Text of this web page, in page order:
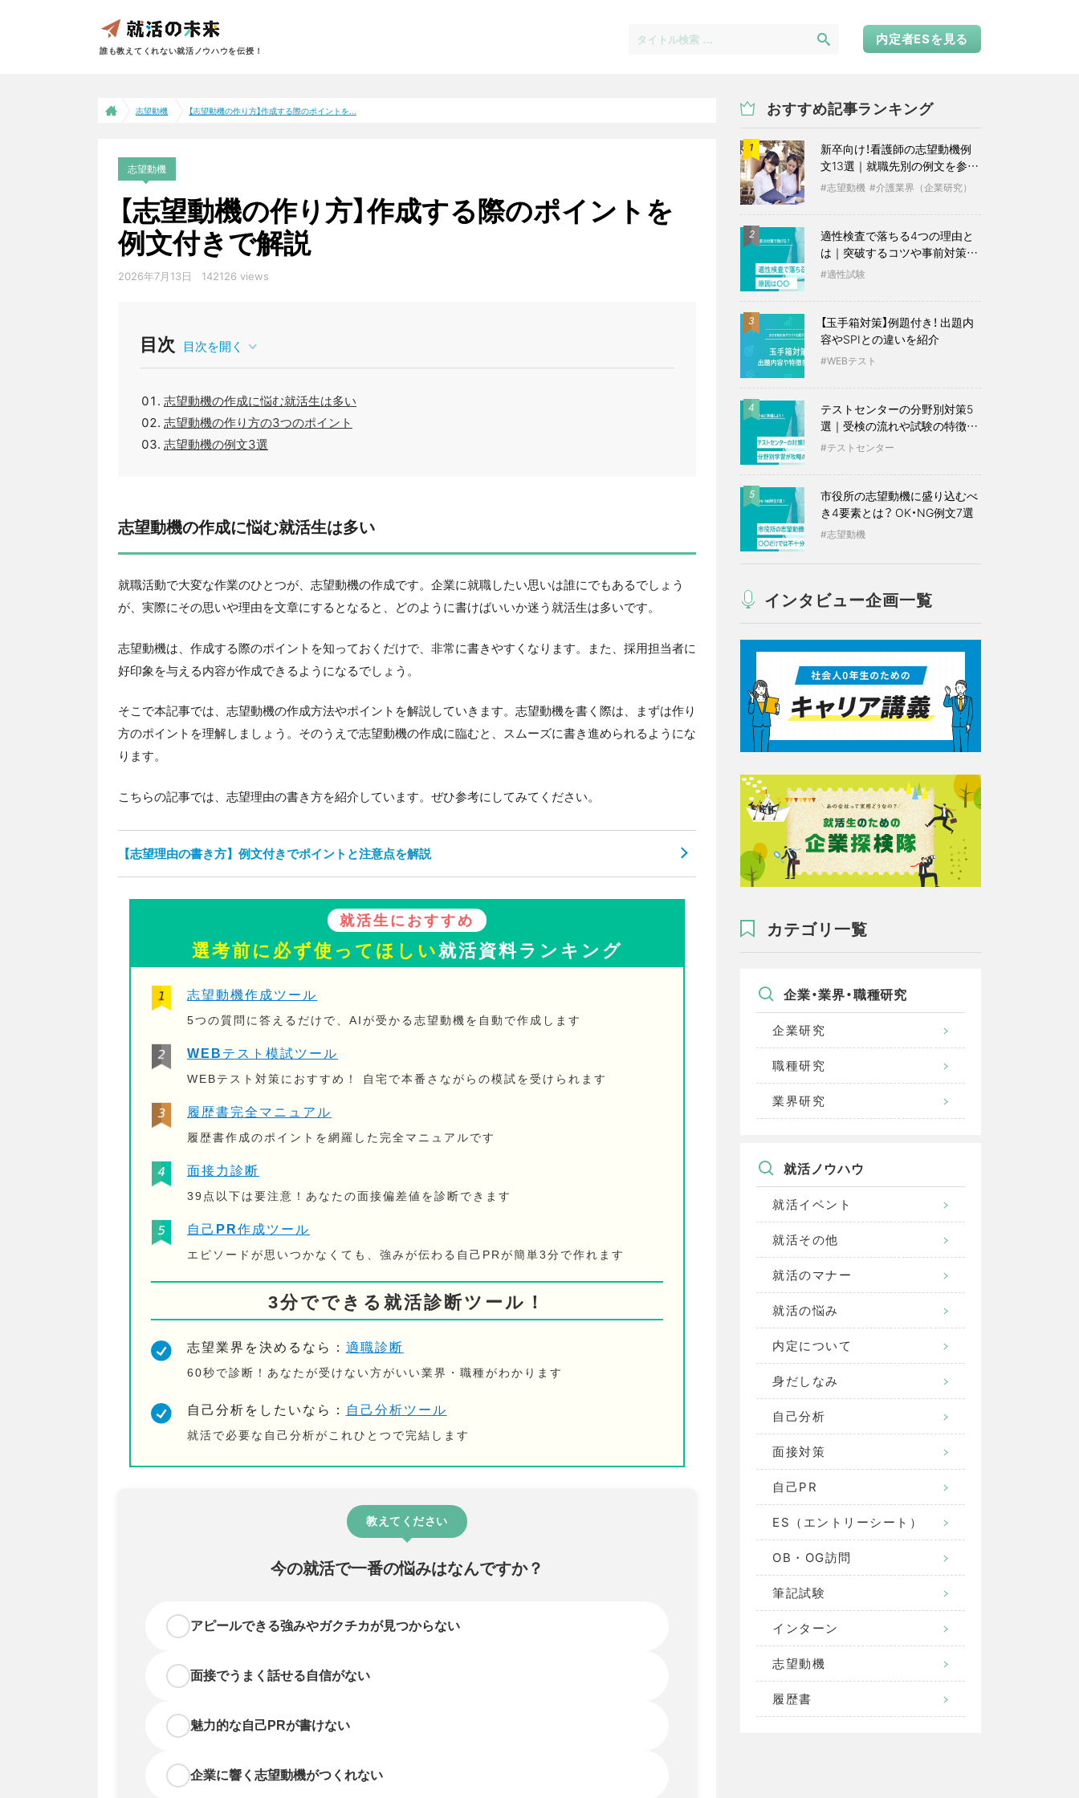
誰も教えてくれない就活ノウハウを伝授！
内定者ESを見る
志望動機 【志望動機の作り方】作成する際のポイントを...
志望動機
【志望動機の作り方】作成する際のポイントを
例文付きで解説
2026年7月13日 142126 views
目次 目次を開く
志望動機の作成に悩む就活生は多い
志望動機の作り方の3つのポイント
志望動機の例文3選
志望動機の作成に悩む就活生は多い
就職活動で大変な作業のひとつが、志望動機の作成です。企業に就職したい思いは誰にでもあるでしょう
が、実際にその思いや理由を文章にするとなると、どのように書けばいいか迷う就活生は多いです。
志望動機は、作成する際のポイントを知っておくだけで、非常に書きやすくなります。また、採用担当者に
好印象を与える内容が作成できるようになるでしょう。
そこで本記事では、志望動機の作成方法やポイントを解説していきます。志望動機を書く際は、まずは作り
方のポイントを理解しましょう。そのうえで志望動機の作成に臨むと、スムーズに書き進められるようにな
ります。
こちらの記事では、志望理由の書き方を紹介しています。ぜひ参考にしてみてください。
【志望理由の書き方】例文付きでポイントと注意点を解説
就活生におすすめ
選考前に必ず使ってほしい就活資料ランキング
志望動機作成ツール
5つの質問に答えるだけで、AIが受かる志望動機を自動で作成します
WEBテスト模試ツール
WEBテスト対策におすすめ！ 自宅で本番さながらの模試を受けられます
履歴書完全マニュアル
履歴書作成のポイントを網羅した完全マニュアルです
面接力診断
39点以下は要注意！あなたの面接偏差値を診断できます
自己PR作成ツール
エピソードが思いつかなくても、強みが伝わる自己PRが簡単3分で作れます
3分でできる就活診断ツール！
志望業界を決めるなら： 適職診断
60秒で診断！あなたが受けない方がいい業界・職種がわかります
自己分析をしたいなら： 自己分析ツール
就活で必要な自己分析がこれひとつで完結します
おすすめ記事ランキング
1
新卒向け！看護師の志望動機例
文13選｜就職先別の例文を参考
に志望動機 介護業界（企業研究）
2
適性検査で落ちる4つの理由と
は｜突破するコツや事前対策も
紹介
適性試験
3
【玉手箱対策】例題付き！ 出題内
容やSPIとの違いを紹介
WEBテスト
4
テストセンターの分野別対策5
選｜受検の流れや試験の特徴も
紹介
テストセンター
5
市役所の志望動機に盛り込むべ
き4要素とは？ OK・NG例文7選
志望動機
インタビュー企画一覧
カテゴリ一覧
企業・業界・職種研究
企業研究
職種研究
業界研究
就活ノウハウ
就活イベント
就活その他
就活のマナー
就活の悩み
内定について
身だしなみ
自己分析
面接対策
自己PR
ES（エントリーシート）
OB・OG訪問
筆記試験
インターン
志望動機
履歴書